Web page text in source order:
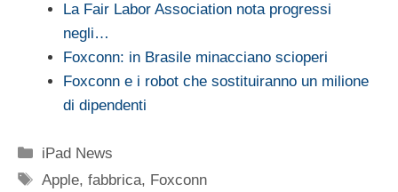
La Fair Labor Association nota progressi
negli…
Foxconn: in Brasile minacciano scioperi
Foxconn e i robot che sostituiranno un milione
di dipendenti
Categorie
iPad News
Tag
Apple,fabbrica, Foxconn